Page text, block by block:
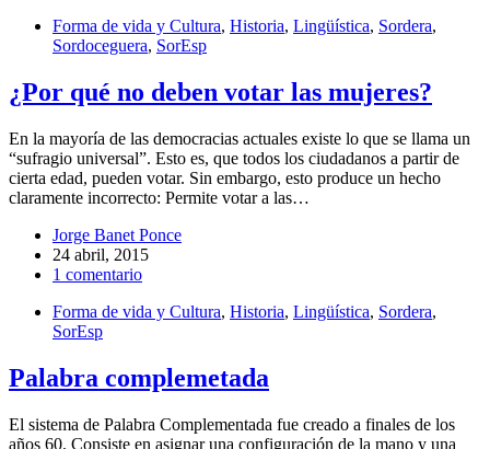
Forma de vida y Cultura, Historia, Lingüística, Sordera,
Sordoceguera, SorEsp
¿Por qué no deben votar las mujeres?
En la mayoría de las democracias actuales existe lo que se llama un
“sufragio universal”. Esto es, que todos los ciudadanos a partir de
cierta edad, pueden votar. Sin embargo, esto produce un hecho
claramente incorrecto: Permite votar a las…
Jorge Banet Ponce
24 abril, 2015
1 comentario
Forma de vida y Cultura, Historia, Lingüística, Sordera,
SorEsp
Palabra complemetada
El sistema de Palabra Complementada fue creado a finales de los
años 60. Consiste en asignar una configuración de la mano y una